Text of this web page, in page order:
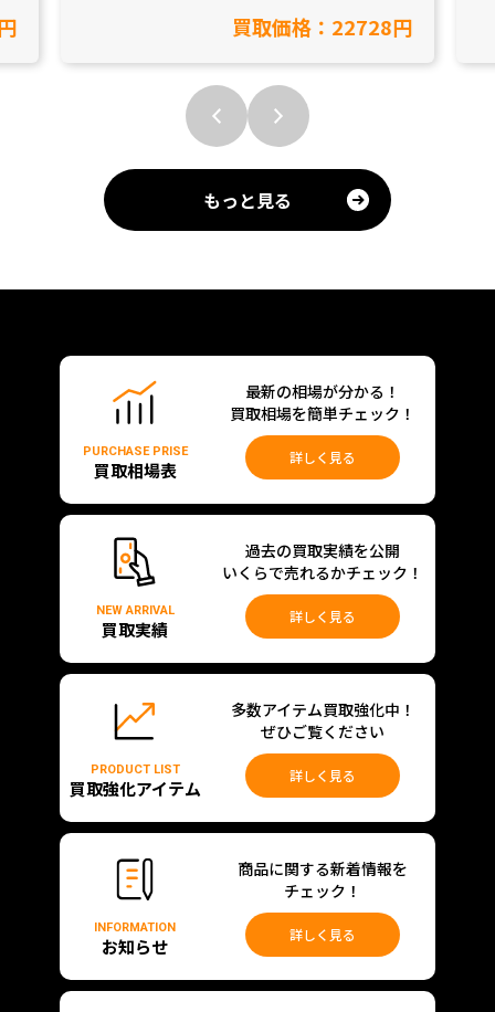
買取価格：22728円
もっと見る
PURCHASE PRISE
買取相場表
最新の相場が分かる！
買取相場を簡単チェック！
詳しく見る
NEW ARRIVAL
買取実績
過去の買取実績を公開
いくらで売れるかチェック！
詳しく見る
PRODUCT LIST
買取強化アイテム
多数アイテム買取強化中！
ぜひご覧ください
詳しく見る
INFORMATION
お知らせ
商品に関する新着情報を
チェック！
詳しく見る